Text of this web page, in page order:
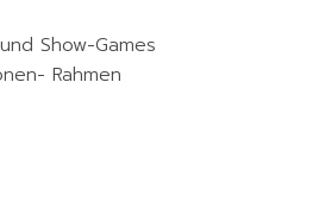
Show-Games
Rahmen